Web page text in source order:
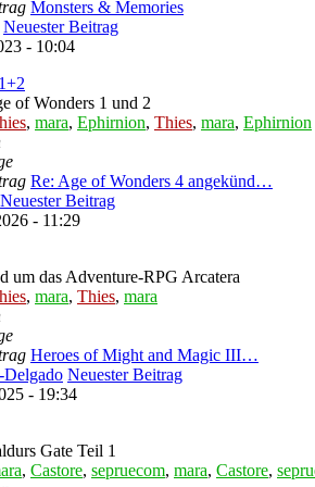
Monsters & Memories
Neuester Beitrag
- 10:04
of Wonders 1 und 2
, mara, Ephirnion, Thies, mara, Ephirnion
Re: Age of Wonders 4 angekünd…
Neuester Beitrag
- 11:29
um das Adventure-RPG Arcatera
, mara, Thies, mara
Heroes of Might and Magic III…
Delgado Neuester Beitrag
- 19:34
Gate Teil 1
, Castore, sepruecom, mara, Castore,